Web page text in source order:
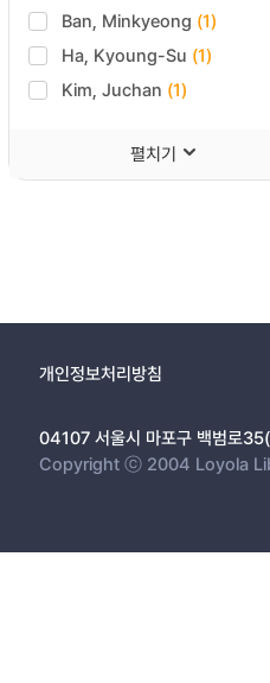
Ban, Minkyeong (1)
Ha, Kyoung-Su (1)
Kim, Juchan (1)
펼치기
개인정보처리방침
04107 서울시 마포구 백범로
Copyright ⓒ 2004 Loyola